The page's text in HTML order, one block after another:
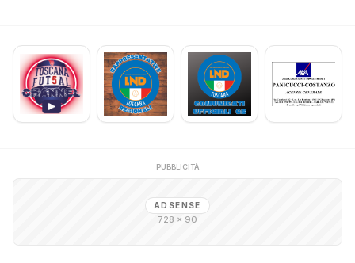
PUBBLICITÀ
ADSENSE
728 × 90